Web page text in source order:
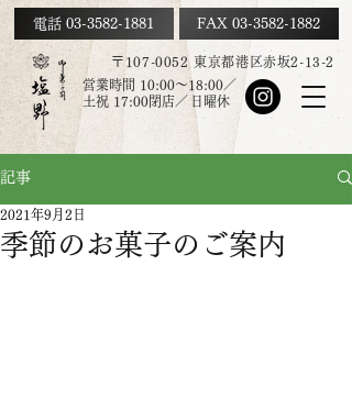
電話 03-3582-1881 FAX 03-3582-1882
〒107-0052 東京都港区赤坂2-13-2
営業時間 10:00～18:00／
土祝 17:00閉店／ 日曜休
記事
季節のお菓子のご案内
2021年9月2日